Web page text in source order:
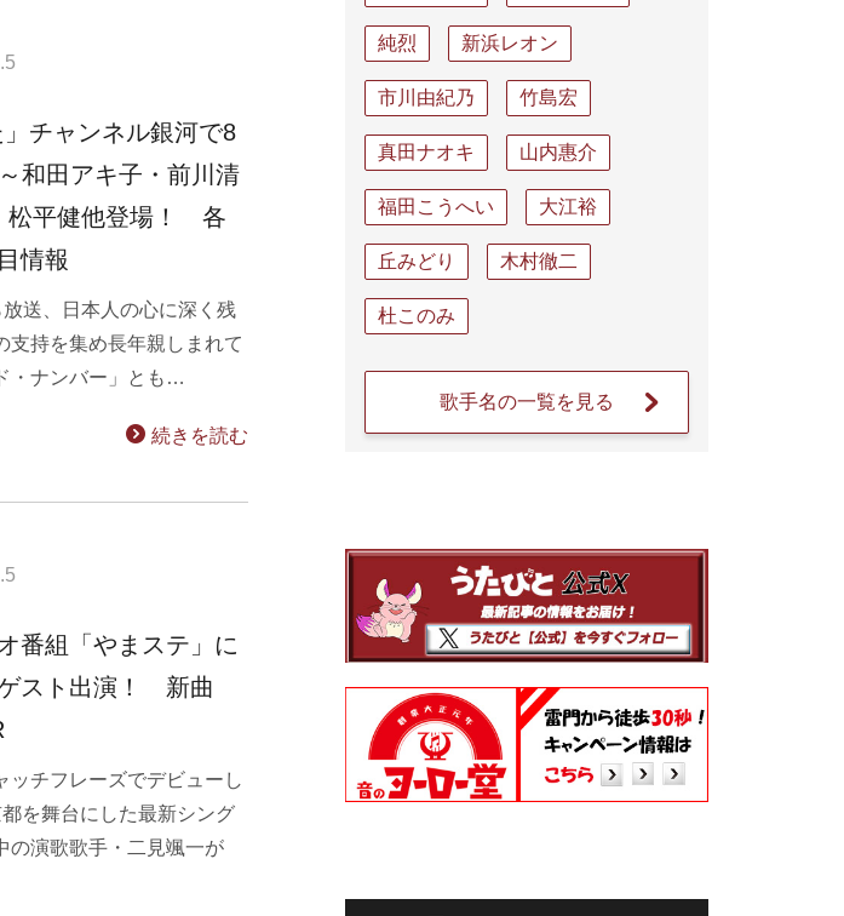
チャンネル銀河で8
和田アキ子・前川清
松平健他登場！ 各
情報
送、日本人の心に深く残
支持を集め長年親しまれて
・ナンバー」とも…
続きを読む
番組「やまステ」に
スト出演！ 新曲
ッチフレーズでデビューし
を舞台にした最新シング
の演歌歌手・二見颯一が
純烈 新浜レオン
市川由紀乃 竹島宏
真田ナオキ 山内惠介
福田こうへい 大江裕
丘みどり 木村徹二
杜このみ
歌手名の一覧を見る